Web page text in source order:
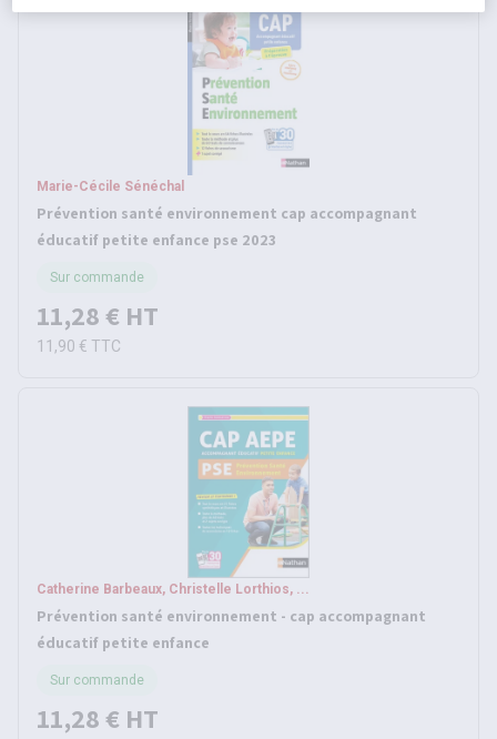
Marie-Cécile Sénéchal
Prévention santé environnement cap accompagnant
éducatif petite enfance pse 2023
Sur commande
11,28 € HT
11,90 € TTC
Catherine Barbeaux, Christelle Lorthios, ...
Prévention santé environnement - cap accompagnant
éducatif petite enfance
Sur commande
11,28 € HT